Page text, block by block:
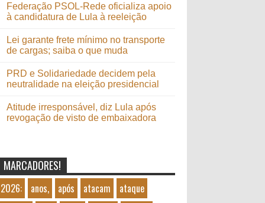
Federação PSOL-Rede oficializa apoio
à candidatura de Lula à reeleição
Lei garante frete mínimo no transporte
de cargas; saiba o que muda
PRD e Solidariedade decidem pela
neutralidade na eleição presidencial
Atitude irresponsável, diz Lula após
revogação de visto de embaixadora
MARCADORES!
2026: anos, após atacam
ataque